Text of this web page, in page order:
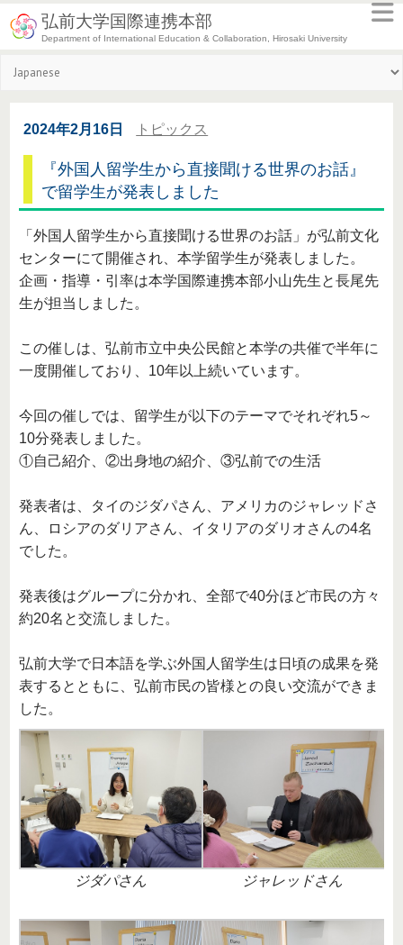
弘前大学国際連携本部
Department of International Education & Collaboration, Hirosaki University
2024年2月16日 トピックス
『外国人留学生から直接聞ける世界のお話』
で留学生が発表しました
「外国人留学生から直接聞ける世界のお話」が弘前文化
センターにて開催され、本学留学生が発表しました。
企画・指導・引率は本学国際連携本部小山先生と長尾先
生が担当しました。
この催しは、弘前市立中央公民館と本学の共催で半年に
一度開催しており、10年以上続いています。
今回の催しでは、留学生が以下のテーマでそれぞれ5～
10分発表しました。
①自己紹介、②出身地の紹介、③弘前での生活
発表者は、タイのジダパさん、アメリカのジャレッドさ
ん、ロシアのダリアさん、イタリアのダリオさんの4名
でした。
発表後はグループに分かれ、全部で40分ほど市民の方々
約20名と交流しました。
弘前大学で日本語を学ぶ外国人留学生は日頃の成果を発
表するとともに、弘前市民の皆様との良い交流ができま
した。
ジダパさん ジャレッドさん